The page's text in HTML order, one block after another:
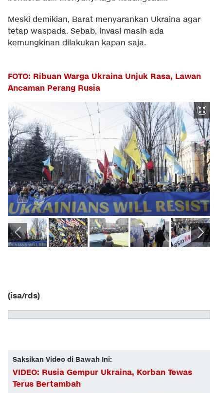
Meski demikian, Barat menyarankan Ukraina agar
tetap waspada. Sebab, invasi masih ada
kemungkinan dilakukan kapan saja.
FOTO: Ribuan Warga Ukraina Unjuk Rasa, Lawan
Ancaman Perang Rusia
(isa/rds)
Saksikan Video di Bawah Ini:
VIDEO: Rusia Gempur Ukraina, Korban Tewas
Terus Bertambah